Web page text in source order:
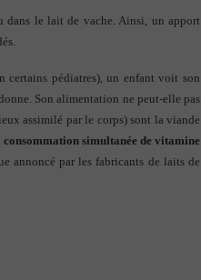
le lait de vache. Ainsi, un apport
certains pédiatres), un enfant voit son
Son alimentation ne peut-elle pas
assimilé par le corps) sont la viande
simultanée de vitamine
annoncé par les fabricants de laits de